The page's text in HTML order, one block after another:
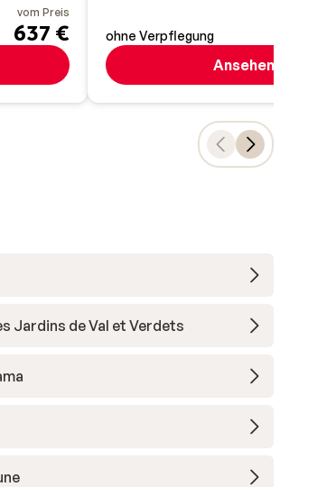
vom Preis
637 € ohne Verpflegung
Ansehen
Jardins de Val et Verdets